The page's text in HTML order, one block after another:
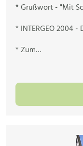
* Grußwort - "Mit
* INTERGEO 2004
* Zum…